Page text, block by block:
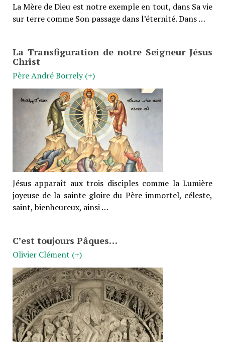
La Mère de Dieu est notre exemple en tout, dans Sa vie
sur terre comme Son passage dans l’éternité. Dans …
La Transfiguration de notre Seigneur Jésus
Christ
Père André Borrely (+)
Jésus apparaît aux trois disciples comme la Lumière
joyeuse de la sainte gloire du Père immortel, céleste,
saint, bienheureux, ainsi …
C’est toujours Pâques…
Olivier Clément (+)